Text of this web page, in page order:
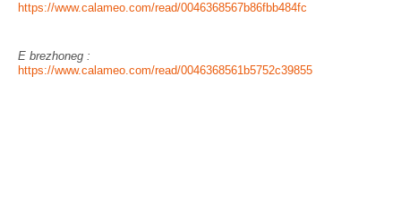
https://www.calameo.com/read/0046368567b86fbb484fc
E brezhoneg :
https://www.calameo.com/read/0046368561b5752c39855